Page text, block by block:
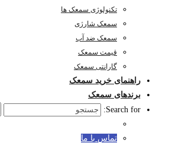
تکنولوژی سمعک ها
سمعک شارژی
سمعک ضد آب
قیمت سمعک
گارانتی سمعک
راهنمای خرید سمعک
برندهای سمعک
Search for:
تماس با ما